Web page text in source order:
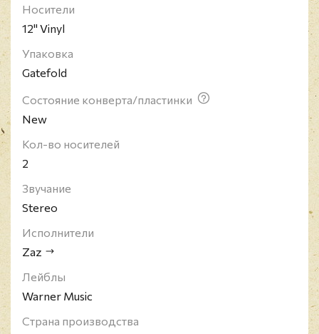
Носители
12" Vinyl
Упаковка
Gatefold
Состояние конверта/пластинки
New
Кол-во носителей
2
Звучание
Stereo
Исполнители
Zaz
Лейблы
Warner Music
Страна производства